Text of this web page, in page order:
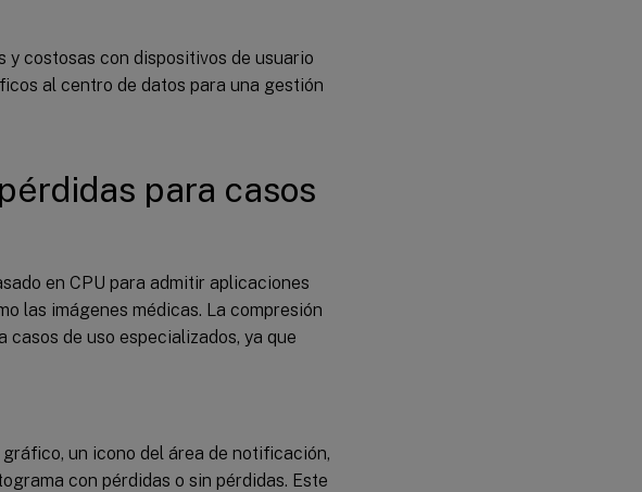
y costosas con dispositivos de usuario
al centro de datos para una gestión
para casos
en CPU para admitir aplicaciones
las imágenes médicas. La compresión
de uso especializados, ya que
un icono del área de notificación,
con pérdidas o sin pérdidas. Este